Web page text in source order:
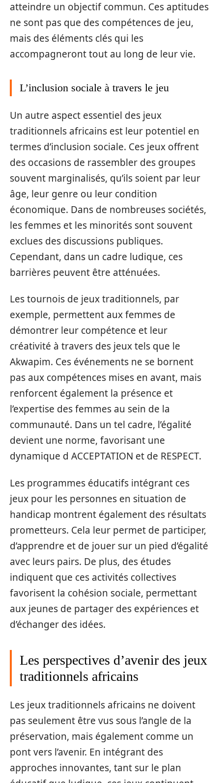
atteindre un objectif commun. Ces aptitudes
ne sont pas que des compétences de jeu,
mais des éléments clés qui les
accompagneront tout au long de leur vie.
L’inclusion sociale à travers le jeu
Un autre aspect essentiel des jeux
traditionnels africains est leur potentiel en
termes d’inclusion sociale. Ces jeux offrent
des occasions de rassembler des groupes
souvent marginalisés, qu’ils soient par leur
âge, leur genre ou leur condition
économique. Dans de nombreuses sociétés,
les femmes et les minorités sont souvent
exclues des discussions publiques.
Cependant, dans un cadre ludique, ces
barrières peuvent être atténuées.
Les tournois de jeux traditionnels, par
exemple, permettent aux femmes de
démontrer leur compétence et leur
créativité à travers des jeux tels que le
Akwapim. Ces événements ne se bornent
pas aux compétences mises en avant, mais
renforcent également la présence et
l’expertise des femmes au sein de la
communauté. Dans un tel cadre, l’égalité
devient une norme, favorisant une
dynamique d ACCEPTATION et de RESPECT.
Les programmes éducatifs intégrant ces
jeux pour les personnes en situation de
handicap montrent également des résultats
prometteurs. Cela leur permet de participer,
d’apprendre et de jouer sur un pied d’égalité
avec leurs pairs. De plus, des études
indiquent que ces activités collectives
favorisent la cohésion sociale, permettant
aux jeunes de partager des expériences et
d’échanger des idées.
Les perspectives d’avenir des jeux
traditionnels africains
Les jeux traditionnels africains ne doivent
pas seulement être vus sous l’angle de la
préservation, mais également comme un
pont vers l’avenir. En intégrant des
approches innovantes, tant sur le plan